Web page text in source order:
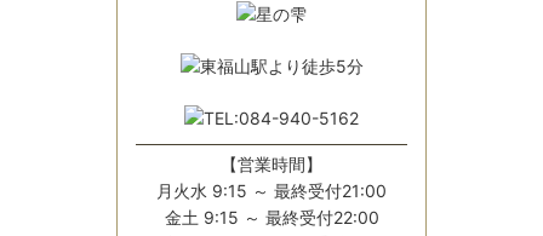
【営業時間】
月火水 9:15 ～ 最終受付21:00
金土 9:15 ～ 最終受付22:00